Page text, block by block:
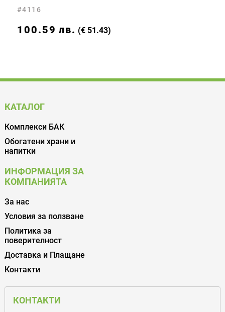
#4116
100.59 лв. (€ 51.43)
КАТАЛОГ
Комплекси БАК
Обогатени храни и
напитки
ИНФОРМАЦИЯ ЗА
КОМПАНИЯТА
За нас
Условия за ползване
Политика за
поверителност
Доставка и Плащане
Контакти
КОНТАКТИ